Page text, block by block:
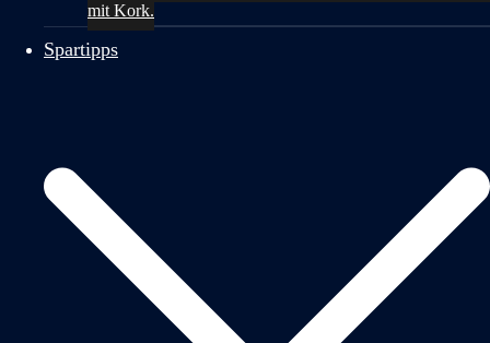
mit Kork.
Spartipps